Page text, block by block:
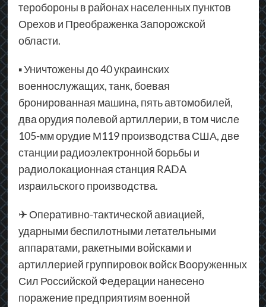
теробороны в районах населенных пунктов
Орехов и Преображенка Запорожской
области.
▪ Уничтожены до 40 украинских
военнослужащих, танк, боевая
бронированная машина, пять автомобилей,
два орудия полевой артиллерии, в том числе
105-мм орудие М119 производства США, две
станции радиоэлектронной борьбы и
радиолокационная станция RADA
израильского производства.
✈ Оперативно-тактической авиацией,
ударными беспилотными летательными
аппаратами, ракетными войсками и
артиллерией группировок войск Вооруженных
Сил Российской Федерации нанесено
поражение предприятиям военной